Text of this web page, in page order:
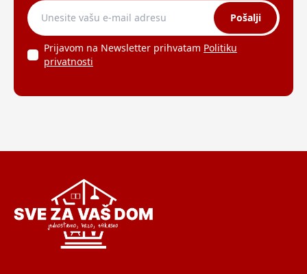
Pošalji
Prijavom na Newsletter prihvatam Politiku
privatnosti